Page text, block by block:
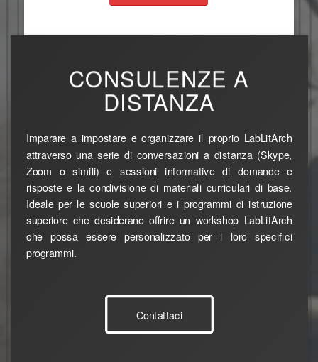
CONSULENZE A
DISTANZA
Imparare a impostare e organizzare il proprio LabLitArch
attraverso una serie di conversazioni a distanza (Skype,
Zoom o simili) e sessioni informative di domande e
risposte e la condivisione di materiali curriculari di base.
Ideale per le scuole superiori e i programmi di istruzione
superiore che desiderano offrire un workshop LabLitArch
che possa essere personalizzato per i loro specifici
programmi.
Contattaci